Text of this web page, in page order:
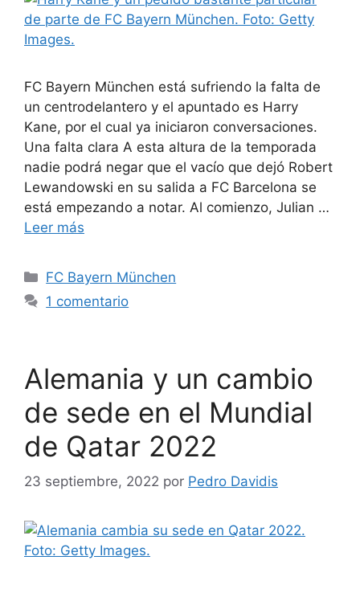
FC Bayern München está sufriendo la falta de
un centrodelantero y el apuntado es Harry
Kane, por el cual ya iniciaron conversaciones.
Una falta clara A esta altura de la temporada
nadie podrá negar que el vacío que dejó Robert
Lewandowski en su salida a FC Barcelona se
está empezando a notar. Al comienzo, Julian …
Leer más
Categorías
FC Bayern München
1 comentario
Alemania y un cambio
de sede en el Mundial
de Qatar 2022
23 septiembre, 2022 por Pedro Davidis